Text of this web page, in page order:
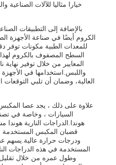
خيارا مثاليا للآلات الصناعية
بالإضافة إلى التطبيقات
الكروم أيضًا في صناعة الأجهزة
للمعدات الطبية مكونات توفر دقة
السطح المصفوف بالكروم
المعايير من خلال توفير نهاية
واللبس.استخدامها في الأجهزة
العالية، وضمان أن تلبي التوقعات
علاوة على ذلك ، يجد عصا
السيارات ، وخاصة في
هوندا.الدراجات النارية هوندا
قضبان المكبس
ودرجات حرارة عالية.يسهم
المستخدمة في هذه الدراجات
وطول عمره من خلال تقليل